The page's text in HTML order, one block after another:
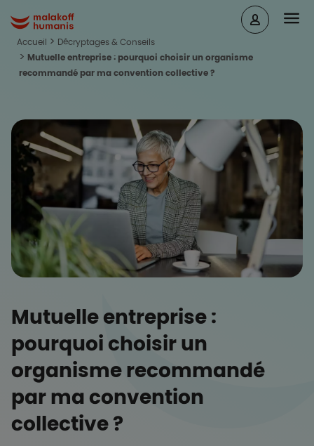
Malakoff Humanis Accueil
Accueil
Décryptages & Conseils
Mutuelle entreprise : pourquoi choisir un organisme
recommandé par ma convention collective ?
Mutuelle entreprise :
pourquoi choisir un
organisme recommandé
par ma convention
collective ?